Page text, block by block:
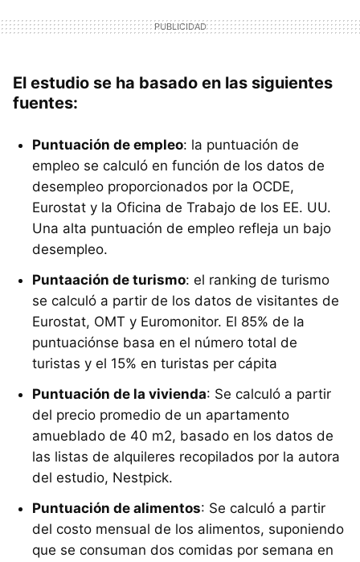
El estudio se ha basado en las siguientes
fuentes:
Puntuación de empleo: la puntuación de
empleo se calculó en función de los datos de
desempleo proporcionados por la OCDE,
Eurostat y la Oficina de Trabajo de los EE. UU.
Una alta puntuación de empleo refleja un bajo
desempleo.
Puntaación de turismo: el ranking de turismo
se calculó a partir de los datos de visitantes de
Eurostat, OMT y Euromonitor. El 85% de la
puntuaciónse basa en el número total de
turistas y el 15% en turistas per cápita
Puntuación de la vivienda: Se calculó a partir
del precio promedio de un apartamento
amueblado de 40 m2, basado en los datos de
las listas de alquileres recopilados por la autora
del estudio, Nestpick.
Puntuación de alimentos: Se calculó a partir
del costo mensual de los alimentos, suponiendo
que se consuman dos comidas por semana en